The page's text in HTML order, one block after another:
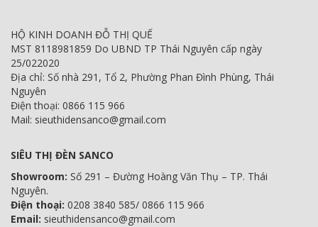
HỘ KINH DOANH ĐỖ THỊ QUẾ
MST 8118981859 Do UBND TP Thái Nguyên cấp ngày
25/022020
Địa chỉ: Số nhà 291, Tổ 2, Phường Phan Đình Phùng, Thái
Nguyên
Điện thoại: 0866 115 966
Mail: sieuthidensanco@gmail.com
SIÊU THỊ ĐÈN SANCO
Showroom: Số 291 – Đường Hoàng Văn Thụ – TP. Thái
Nguyên.
Điện thoại: 0208 3840 585/ 0866 115 966
Email: sieuthidensanco@gmail.com